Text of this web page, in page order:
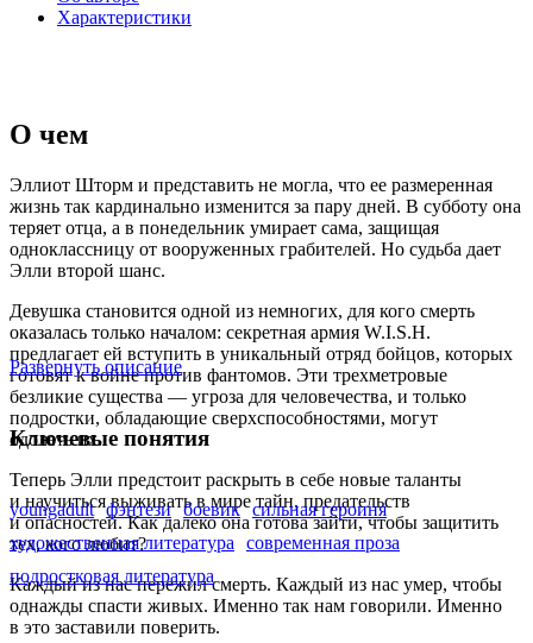
Характеристики
О чем
Эллиот Шторм и представить не могла, что ее размеренная
жизнь так кардинально изменится за пару дней. В субботу она
теряет отца, а в понедельник умирает сама, защищая
одноклассницу от вооруженных грабителей. Но судьба дает
Элли второй шанс.
Девушка становится одной из немногих, для кого смерть
оказалась только началом: секретная армия W.I.S.H.
предлагает ей вступить в уникальный отряд бойцов, которых
готовят к войне против фантомов. Эти трехметровые
безликие существа — угроза для человечества, и только
подростки, обладающие сверхспособностями, могут
одолеть их.
Теперь Элли предстоит раскрыть в себе новые таланты
и научиться выживать в мире тайн, предательств
и опасностей. Как далеко она готова зайти, чтобы защитить
тех, кого любит?
Каждый из нас пережил смерть. Каждый из нас умер, чтобы
однажды спасти живых. Именно так нам говорили. Именно
в это заставили поверить.
Развернуть описание
Ключевые понятия
youngadult фэнтези боевик сильная героиня
художественная литература
современная проза
подростковая литература